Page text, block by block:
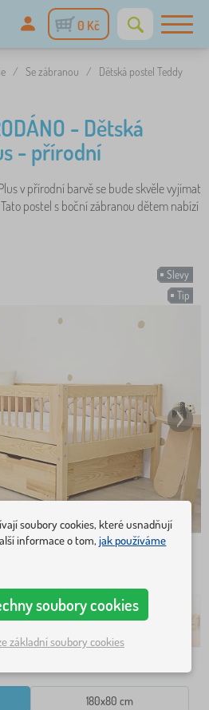
0 Kč
/ Se zábranou /
Dětská postel Teddy
- Dětská
- přírodní
v přírodní barvě se bude skvěle vyjímat
postel s boční zábranou dětem nabízí
Slevy
Tip
180x80 cm
soubory cookies, které usnadňují
informace o tom,jak používáme
soubory cookies
základní soubory cookies